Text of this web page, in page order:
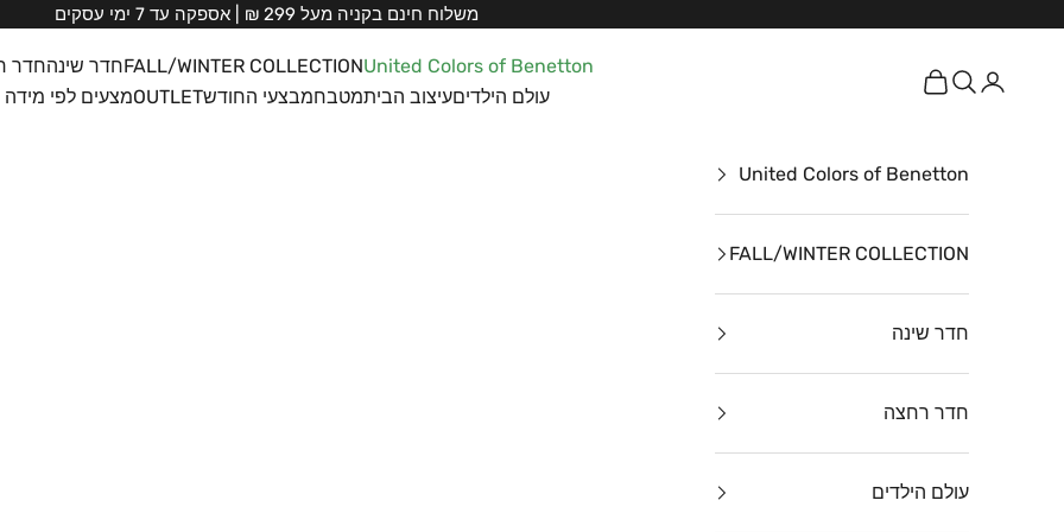
משלוח חינם בקניה מעל 299 ₪ | אספקה עד 7 ימי עסקים
United Colors of Benetton
FALL/WINTER COLLECTIONחדר שינהחדר
עולם הילדיםעיצוב הביתמטבחמבצעי החודשOUTLETמצעים לפי מידה
כניסהחיפושעגלת קניות
United Colors of Benetton
FALL/WINTER COLLECTION
חדר שינה
חדר רחצה
עולם הילדים